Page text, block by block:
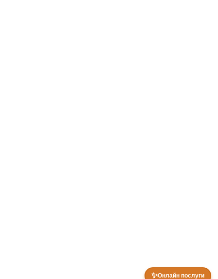
✨Онлайн послуги